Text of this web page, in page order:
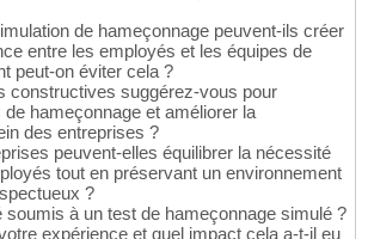
de hameçonnage peuvent-ils créer
entre les employés et les équipes de
peut-on éviter cela ?
constructives suggérez-vous pour
hameçonnage et améliorer la
des entreprises ?
peuvent-elles équilibrer la nécessité
tout en préservant un environnement
?
à un test de hameçonnage simulé ?
expérience et quel impact cela a-t-il eu